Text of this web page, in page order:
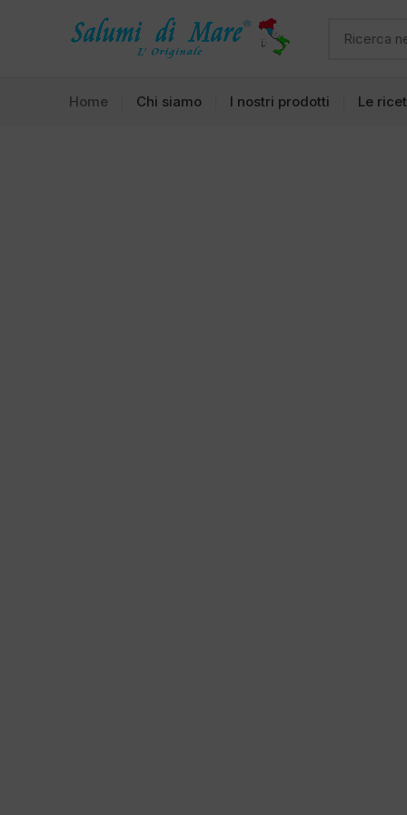
Home Chi siamo I nostri prodotti Le